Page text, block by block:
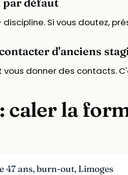
par défaut
Si vous doutez,
d'anciens
vous donner des contacts.
caler la
47 ans, burn-out, Limoges